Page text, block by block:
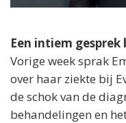
Een intiem gesprek
Vorige week sprak
over haar ziekte bij
de schok van de
behandelingen en